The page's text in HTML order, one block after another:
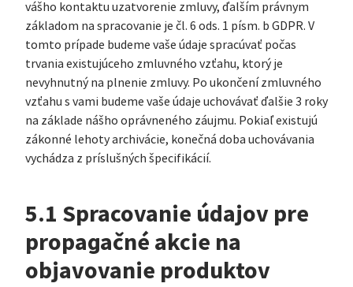
vášho kontaktu uzatvorenie zmluvy, ďalším právnym
základom na spracovanie je čl. 6 ods. 1 písm. b GDPR. V
tomto prípade budeme vaše údaje spracúvať počas
trvania existujúceho zmluvného vzťahu, ktorý je
nevyhnutný na plnenie zmluvy. Po ukončení zmluvného
vzťahu s vami budeme vaše údaje uchovávať ďalšie 3 roky
na základe nášho oprávneného záujmu. Pokiaľ existujú
zákonné lehoty archivácie, konečná doba uchovávania
vychádza z príslušných špecifikácií.
5.1 Spracovanie údajov pre
propagačné akcie na
objavovanie produktov